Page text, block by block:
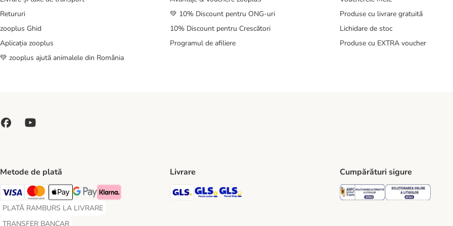
Retururi
zooplus Ghid
Aplicația zooplus
💚 zooplus ajută animalele din România
💚 10% Discount pentru ONG-uri
10% Discount pentru Crescători
Programul de afiliere
Produse cu livrare gratuită
Lichidare de stoc
Produse cu EXTRA voucher
Metode de plată
Visa Payment Method
Master Card Payment Method
Apple Pay Payment Method
Google Pay Payment Method
Klarna Payment Method
PLATĂ RAMBURS LA LIVRARE
PLATĂ RAMBURS LA LIVRARE Payment Method
TRANSFER BANCAR
Livrare
GLS Shipping Method
GLS Locker Shipping Method
GLS Parcel Shop Shipping Method
Cumpărături sigure
Security